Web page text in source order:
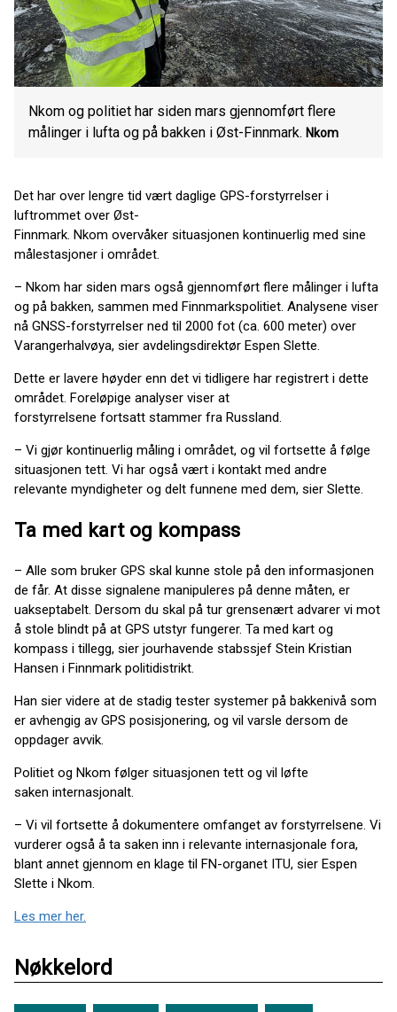
Nkom og politiet har siden mars gjennomført flere
målinger i lufta og på bakken i Øst-Finnmark. Nkom
Det har over lengre tid vært daglige GPS-forstyrrelser i
luftrommet over Øst-
Finnmark. Nkom overvåker situasjonen kontinuerlig med sine
målestasjoner i området.
– Nkom har siden mars også gjennomført flere målinger i lufta
og på bakken, sammen med Finnmarkspolitiet. Analysene viser
nå GNSS-forstyrrelser ned til 2000 fot (ca. 600 meter) over
Varangerhalvøya, sier avdelingsdirektør Espen Slette.
Dette er lavere høyder enn det vi tidligere har registrert i dette
området. Foreløpige analyser viser at
forstyrrelsene fortsatt stammer fra Russland.
– Vi gjør kontinuerlig måling i området, og vil fortsette å følge
situasjonen tett. Vi har også vært i kontakt med andre
relevante myndigheter og delt funnene med dem, sier Slette.
Ta med kart og kompass
– Alle som bruker GPS skal kunne stole på den informasjonen
de får. At disse signalene manipuleres på denne måten, er
uakseptabelt. Dersom du skal på tur grensenært advarer vi mot
å stole blindt på at GPS utstyr fungerer. Ta med kart og
kompass i tillegg, sier jourhavende stabssjef Stein Kristian
Hansen i Finnmark politidistrikt.
Han sier videre at de stadig tester systemer på bakkenivå som
er avhengig av GPS posisjonering, og vil varsle dersom de
oppdager avvik.
Politiet og Nkom følger situasjonen tett og vil løfte
saken internasjonalt.
– Vi vil fortsette å dokumentere omfanget av forstyrrelsene. Vi
vurderer også å ta saken inn i relevante internasjonale fora,
blant annet gjennom en klage til FN-organet ITU, sier Espen
Slette i Nkom.
Les mer her.
Nøkkelord